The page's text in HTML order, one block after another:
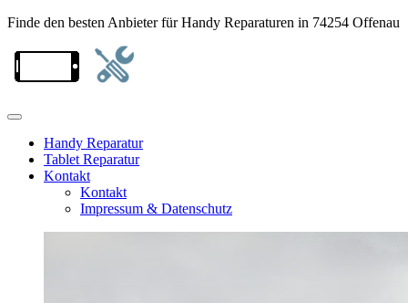
Finde den besten Anbieter für Handy Reparaturen in 74254 Offenau
Handy Reparatur
Tablet Reparatur
Kontakt
Kontakt
Impressum & Datenschutz